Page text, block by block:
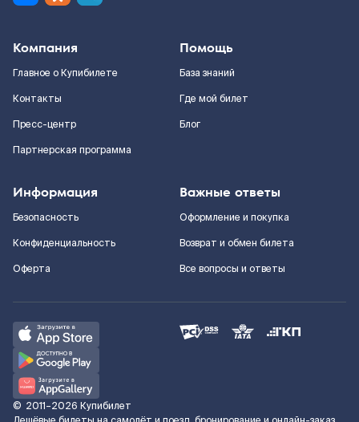
Компания
Главное о Купибилете
Контакты
Пресс-центр
Партнерская программа
Помощь
База знаний
Где мой билет
Блог
Информация
Безопасность
Конфиденциальность
Оферта
Важные ответы
Оформление и покупка
Возврат и обмен билета
Все вопросы и ответы
© 2011–2026 Купибилет